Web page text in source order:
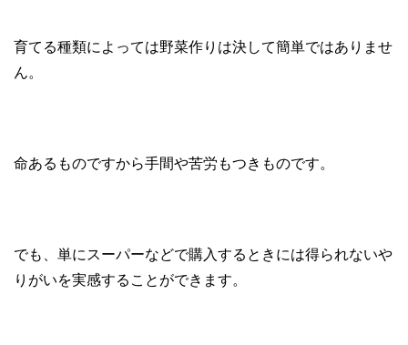
育てる種類によっては野菜作りは決して簡単ではありませ
ん。
命あるものですから手間や苦労もつきものです。
でも、単にスーパーなどで購入するときには得られないや
りがいを実感することができます。